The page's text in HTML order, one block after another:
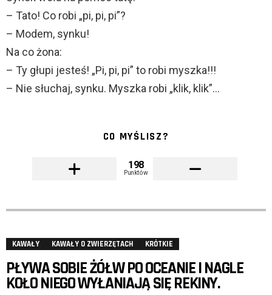
– Tato! Co robi „pi, pi, pi”?
– Modem, synku!
Na co żona:
– Ty głupi jesteś! „Pi, pi, pi” to robi myszka!!!
– Nie słuchaj, synku. Myszka robi „klik, klik”…
CO MYŚLISZ?
198
Punktów
KAWAŁY KAWAŁY O ZWIERZĘTACH KRÓTKIE
PŁYWA SOBIE ŻÓŁW PO OCEANIE I NAGLE
KOŁO NIEGO WYŁANIAJĄ SIĘ REKINY.